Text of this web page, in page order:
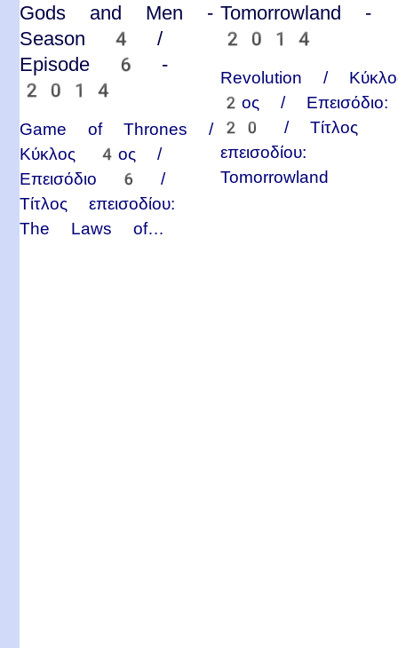
Gods and Men -
Season 4 /
Episode 6 -
2014
Game of Thrones /
Κύκλος 4ος /
Επεισόδιο 6 /
Τίτλος επεισοδίου:
The Laws of…
Tomorrowland -
2014
Revolution /
2ος / Επεισόδιο:
20 / Τίτλος
επεισοδίου:
Tomorrowland